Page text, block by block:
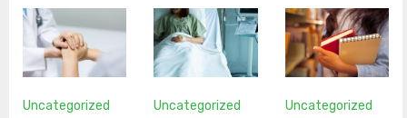
Uncategorized Uncategorized Uncategorized